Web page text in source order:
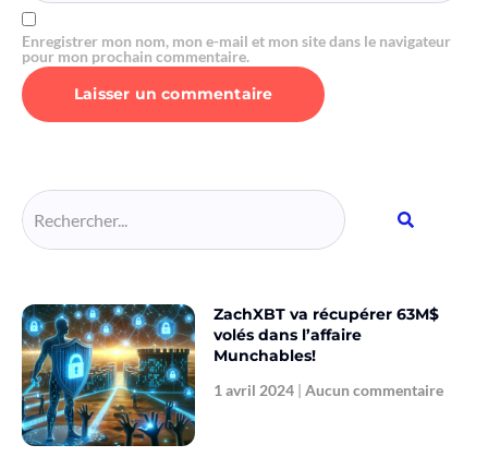
Enregistrer mon nom, mon e-mail et mon site dans le navigateur
pour mon prochain commentaire.
ZachXBT va récupérer 63M$
volés dans l’affaire
Munchables!
1 avril 2024 Aucun commentaire